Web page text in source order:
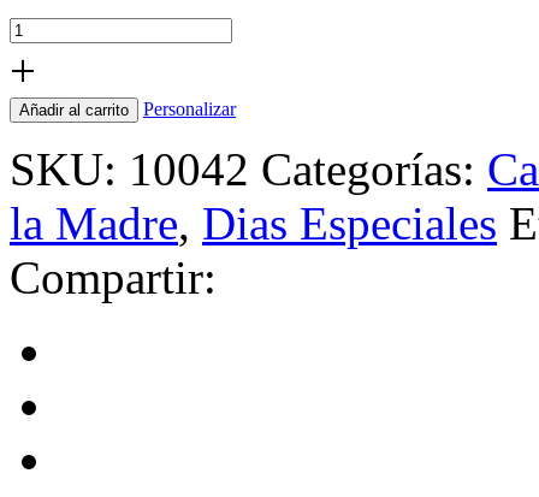
+
Añadir al carrito Personalizar
SKU: 10042 Categorías:
la Madre, Dias Especiales
Compartir: